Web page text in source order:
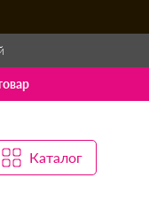
Каталог